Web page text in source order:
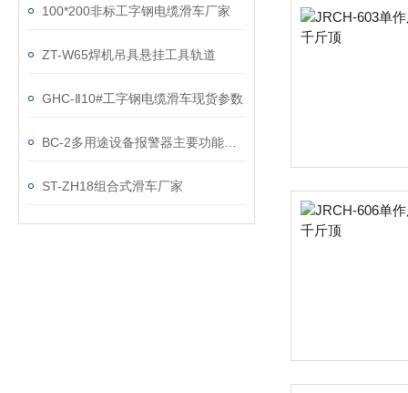
100*200非标工字钢电缆滑车厂家
ZT-W65焊机吊具悬挂工具轨道
GHC-Ⅱ10#工字钢电缆滑车现货参数
ST-ZH18组合式滑车厂家